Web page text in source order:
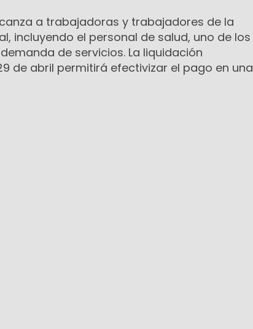
a trabajadoras y trabajadores de la
incluyendo el personal de salud, uno de los
de servicios. La liquidación
de abril permitirá efectivizar el pago en una